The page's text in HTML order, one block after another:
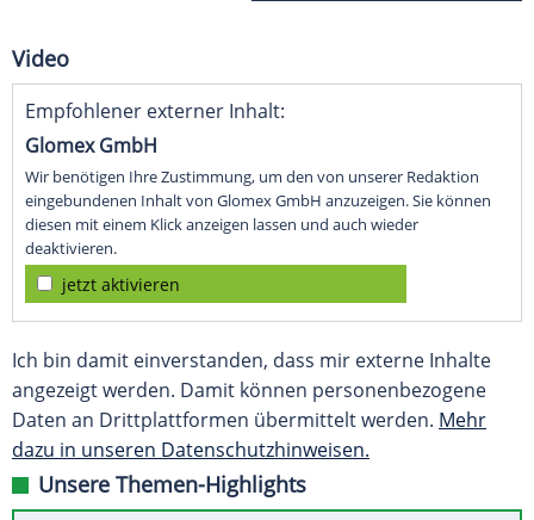
Video
Empfohlener externer Inhalt:
Glomex GmbH
Wir benötigen Ihre Zustimmung, um den von unserer Redaktion
eingebundenen Inhalt von Glomex GmbH anzuzeigen. Sie können
diesen mit einem Klick anzeigen lassen und auch wieder
deaktivieren.
jetzt aktivieren
Ich bin damit einverstanden, dass mir externe Inhalte
angezeigt werden. Damit können personenbezogene
Daten an Drittplattformen übermittelt werden. Mehr
dazu in unseren Datenschutzhinweisen.
Unsere Themen-Highlights